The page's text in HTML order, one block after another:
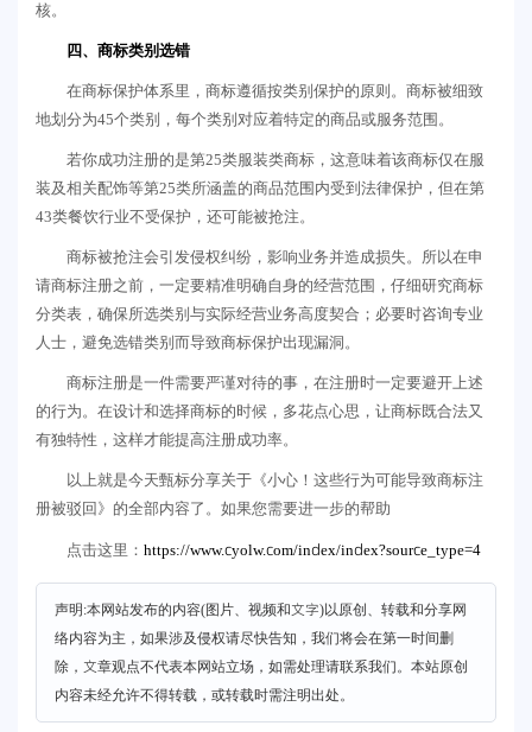
核。
四、商标类别选错
在商标保护体系里，商标遵循按类别保护的原则。商标被细致
地划分为45个类别，每个类别对应着特定的商品或服务范围。
若你成功注册的是第25类服装类商标，这意味着该商标仅在服
装及相关配饰等第25类所涵盖的商品范围内受到法律保护，但在第
43类餐饮行业不受保护，还可能被抢注。
商标被抢注会引发侵权纠纷，影响业务并造成损失。所以在申
请商标注册之前，一定要精准明确自身的经营范围，仔细研究商标
分类表，确保所选类别与实际经营业务高度契合；必要时咨询专业
人士，避免选错类别而导致商标保护出现漏洞。
商标注册是一件需要严谨对待的事，在注册时一定要避开上述
的行为。在设计和选择商标的时候，多花点心思，让商标既合法又
有独特性，这样才能提高注册成功率。
以上就是今天甄标分享关于《小心！这些行为可能导致商标注
册被驳回》的全部内容了。如果您需要进一步的帮助
点击这里： https://www.cyolw.com/index/index?source_type=4
声明:本网站发布的内容(图片、视频和文字)以原创、转载和分享网
络内容为主，如果涉及侵权请尽快告知，我们将会在第一时间删
除，文章观点不代表本网站立场，如需处理请联系我们。本站原创
内容未经允许不得转载，或转载时需注明出处。